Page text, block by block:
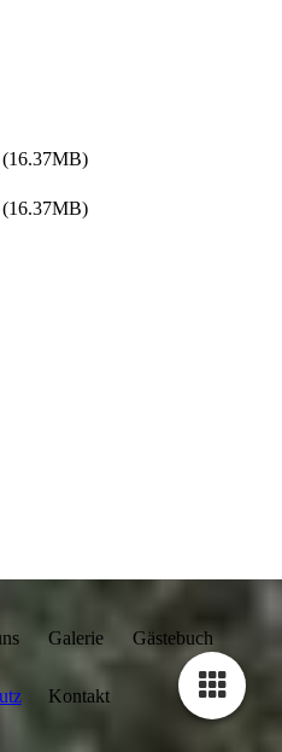
Galerie Gästebuch
Kontakt